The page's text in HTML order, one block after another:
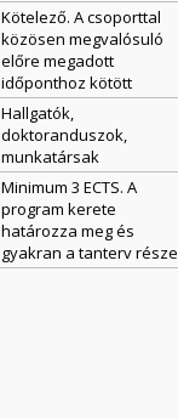
Kötelező. A csoporttal
közösen megvalósuló
előre megadott
időponthoz kötött
Hallgatók,
doktoranduszok,
munkatársak
Minimum 3 ECTS. A
program kerete
határozza meg és
gyakran a tanterv része